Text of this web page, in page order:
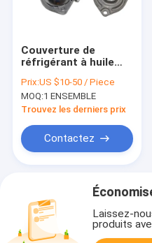
Couverture de
réfrigérant à huile
4D31 Me014777 de
l'excavatrice
Me014757
Prix:US $10-50 / Piece
MOQ:1 ENSEMBLE
Trouvez les derniers prix
Contactez
Laissez-
produits